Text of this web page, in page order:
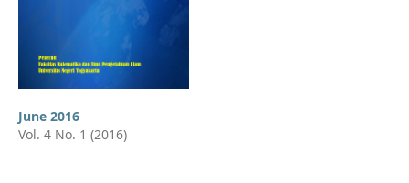
June 2016
Vol. 4 No. 1 (2016)